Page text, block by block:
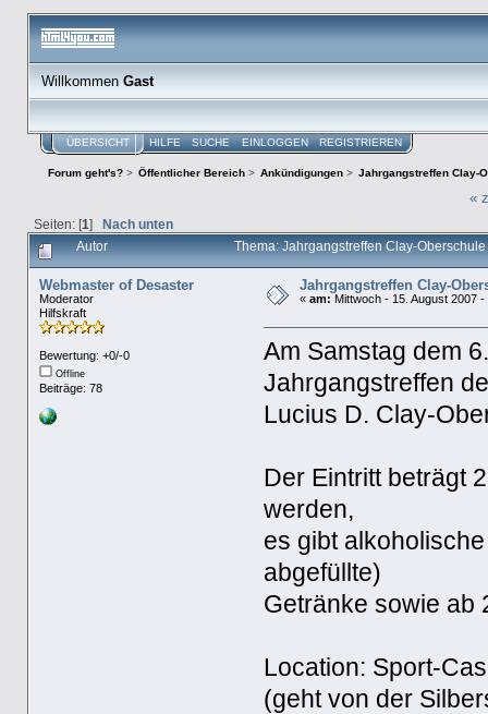
WillkommenGast
ÜBERSICHT HILFE SUCHE EINLOGGEN REGISTRIEREN
Forum geht's?> Öffentlicher Bereich > Ankündigungen > Jahrgangstreffen Clay-
«
Seiten: [1] Nach unten
Autor Thema: Jahrgangstreffen Clay-
Webmaster of Desaster
Moderator
Hilfskraft
Bewertung: +0/-0
Offline
Beiträge: 78
Jahrgangstreffen Clay-
« am: Mittwoch - 15. August 2007
Am Samstag dem
Jahrgangstreffen
Lucius D. Clay-
Der Eintritt beträgt
werden,
es gibt
abgefüllte)
Getränke sowie ab
Location: Sport-
(geht von der